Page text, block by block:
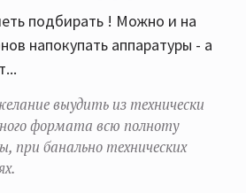
подбирать ! Можно и на
напокупать аппаратуры - а
выудить из технически
формата всю полноту
при банально технических